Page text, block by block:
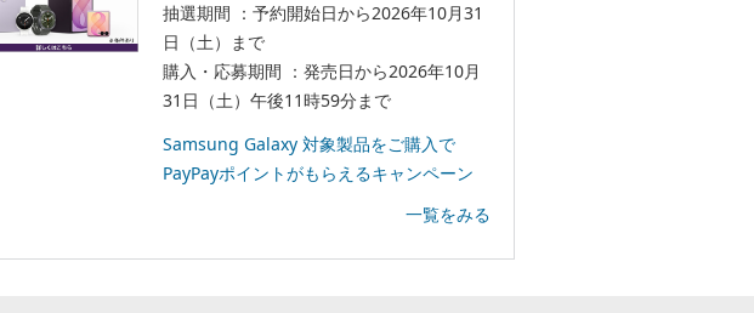
抽選期間 ：予約開始日から2026年10月31
日（土）まで
購入・応募期間 ：発売日から2026年10月
31日（土）午後11時59分まで
Samsung Galaxy 対象製品をご購入で
PayPayポイントがもらえるキャンペーン
一覧をみる